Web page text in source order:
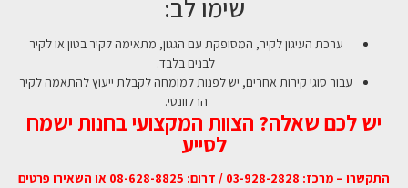
שימו לב:
ערכת העיגון לקיר, המסופקת עם הגגון, מתאימה לקיר בטון או לקיר
לבנים בלבד.
עבור סוגי קירות אחרים, יש לפנות למומחה לקבלת ייעוץ להתאמה לקיר
הרלוונטי.
יש לכם שאלה? הצוות המקצועי בחנות ישמח
לסייע
התקשרו – מרכז: 03-928-2828 / דרום: 08-628-8825 או השאירו פרטים